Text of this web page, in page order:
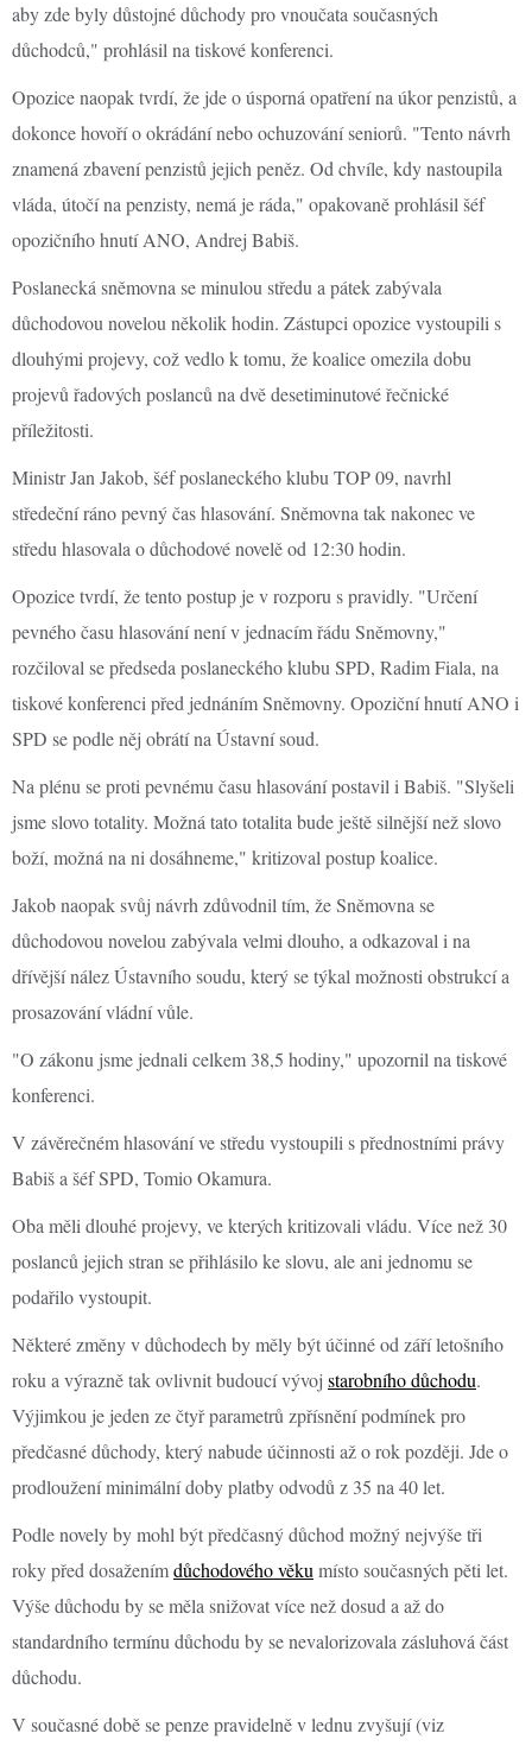
aby zde byly důstojné důchody pro vnoučata současných
důchodců," prohlásil na tiskové konferenci.
Opozice naopak tvrdí, že jde o úsporná opatření na úkor penzistů, a
dokonce hovoří o okrádání nebo ochuzování seniorů. "Tento návrh
znamená zbavení penzistů jejich peněz. Od chvíle, kdy nastoupila
vláda, útočí na penzisty, nemá je ráda," opakovaně prohlásil šéf
opozičního hnutí ANO, Andrej Babiš.
Poslanecká sněmovna se minulou středu a pátek zabývala
důchodovou novelou několik hodin. Zástupci opozice vystoupili s
dlouhými projevy, což vedlo k tomu, že koalice omezila dobu
projevů řadových poslanců na dvě desetiminutové řečnické
příležitosti.
Ministr Jan Jakob, šéf poslaneckého klubu TOP 09, navrhl
středeční ráno pevný čas hlasování. Sněmovna tak nakonec ve
středu hlasovala o důchodové novelě od 12:30 hodin.
Opozice tvrdí, že tento postup je v rozporu s pravidly. "Určení
pevného času hlasování není v jednacím řádu Sněmovny,"
rozčiloval se předseda poslaneckého klubu SPD, Radim Fiala, na
tiskové konferenci před jednáním Sněmovny. Opoziční hnutí ANO i
SPD se podle něj obrátí na Ústavní soud.
Na plénu se proti pevnému času hlasování postavil i Babiš. "Slyšeli
jsme slovo totality. Možná tato totalita bude ještě silnější než slovo
boží, možná na ni dosáhneme," kritizoval postup koalice.
Jakob naopak svůj návrh zdůvodnil tím, že Sněmovna se
důchodovou novelou zabývala velmi dlouho, a odkazoval i na
dřívější nález Ústavního soudu, který se týkal možnosti obstrukcí a
prosazování vládní vůle.
"O zákonu jsme jednali celkem 38,5 hodiny," upozornil na tiskové
konferenci.
V závěrečném hlasování ve středu vystoupili s přednostními právy
Babiš a šéf SPD, Tomio Okamura.
Oba měli dlouhé projevy, ve kterých kritizovali vládu. Více než 30
poslanců jejich stran se přihlásilo ke slovu, ale ani jednomu se
podařilo vystoupit.
Některé změny v důchodech by měly být účinné od září letošního
roku a výrazně tak ovlivnit budoucí vývoj starobního důchodu.
Výjimkou je jeden ze čtyř parametrů zpřísnění podmínek pro
předčasné důchody, který nabude účinnosti až o rok později. Jde o
prodloužení minimální doby platby odvodů z 35 na 40 let.
Podle novely by mohl být předčasný důchod možný nejvýše tři
roky před dosaženímdůchodového věku místo současných pěti let.
Výše důchodu by se měla snižovat více než dosud a až do
standardního termínu důchodu by se nevalorizovala zásluhová část
důchodu.
V současné době se penze pravidelně v lednu zvyšují (viz